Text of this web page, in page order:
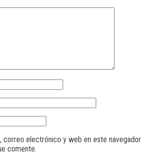
correo electrónico y web en este navegador
comente.